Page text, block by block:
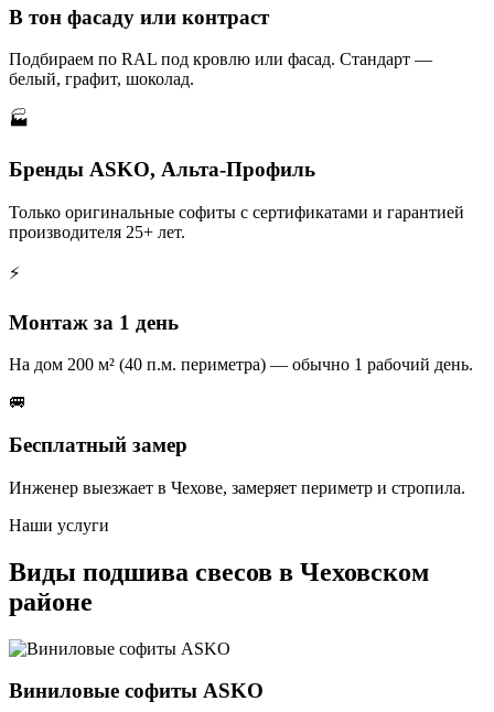
В тон фасаду или контраст
Подбираем по RAL под кровлю или фасад. Стандарт —
белый, графит, шоколад.
🏭
Бренды ASKO, Альта-Профиль
Только оригинальные софиты с сертификатами и гарантией
производителя 25+ лет.
⚡
Монтаж за 1 день
На дом 200 м² (40 п.м. периметра) — обычно 1 рабочий день.
🚐
Бесплатный замер
Инженер выезжает в Чехове, замеряет периметр и стропила.
Наши услуги
Виды подшива свесов в Чеховском
районе
Виниловые софиты ASKO